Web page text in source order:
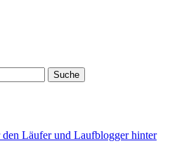
Läufer und Laufblogger hinter